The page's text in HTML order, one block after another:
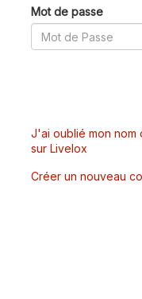
Mot de passe
J'ai oublié mon nom
sur Livelox
Créer un nouveau